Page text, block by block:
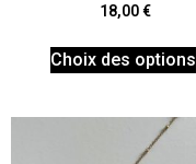
18,00€
Choix des options